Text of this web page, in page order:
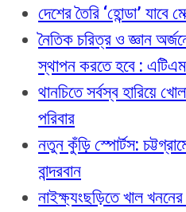
দেশের তৈরি ‘হোন্ডা’ যাবে
নৈতিক চরিত্র ও জ্ঞান
স্থাপন করতে হবে :
থানচিতে সর্বস্ব হারিয়ে
পরিবার
নতুন কুঁড়ি স্পোর্টস:
বান্দরবান
নাইক্ষ্যংছড়িতে খাল